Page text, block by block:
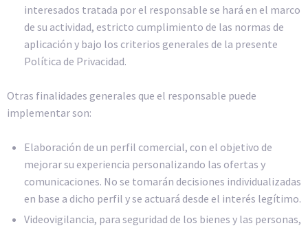
interesados tratada por el responsable se hará en el marco
de su actividad, estricto cumplimiento de las normas de
aplicación y bajo los criterios generales de la presente
Política de Privacidad.
Otras finalidades generales que el responsable puede
implementar son:
Elaboración de un perfil comercial, con el objetivo de
mejorar su experiencia personalizando las ofertas y
comunicaciones. No se tomarán decisiones individualizadas
en base a dicho perfil y se actuará desde el interés legítimo.
Videovigilancia, para seguridad de los bienes y las personas,